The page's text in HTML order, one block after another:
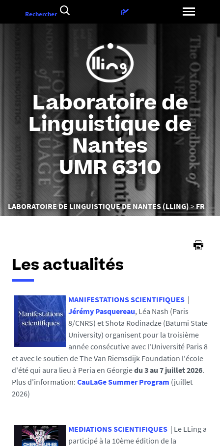
Laboratoire de
Linguistique de
Nantes
UMR 6310
Vous
êtes
LABORATOIRE DE LINGUISTIQUE DE NANTES (LLING) FR
Rechercher
Choix
fr
Les actualités
MANIFESTATIONS SCIENTIFIQUES |
Jérémy Pasquereau, Léa Nash (Paris
8/CNRS) et Shota Rodinadze (Batumi State
University) organisent pour la troisième
année consécutive avec l'Université Paris 8
et avec le soutien de The Van Riemsdijk Foundation l'école
d'été qui aura lieu à Peria en Géorgiedu 3 au 7 juillet 2026.
Plus d'information: CauLaGe Summer Program (juillet
2026)
MEDIATIONS SCIENTIFIQUES | Le LLing a
participé à la 10ème édition de la